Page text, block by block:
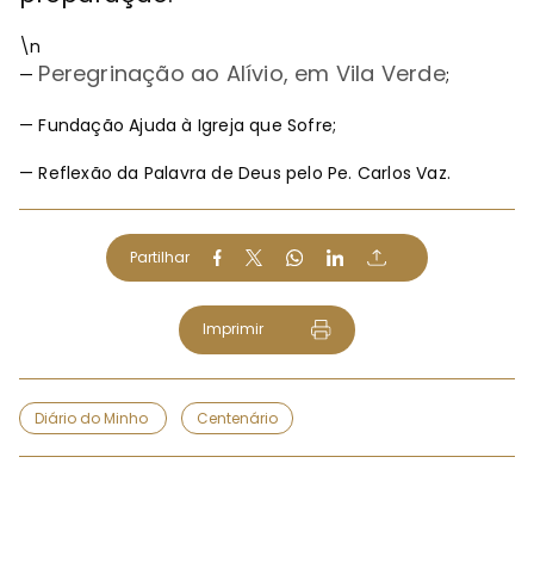
\n
— Peregrinação ao Alívio, em Vila Verde;
— Fundação Ajuda à Igreja que Sofre;
— Reflexão da Palavra de Deus pelo Pe. Carlos Vaz.
Partilhar
Imprimir
Diário do Minho Centenário